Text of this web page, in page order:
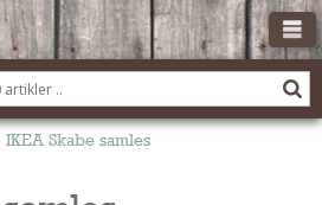
IKEA Skabe samles